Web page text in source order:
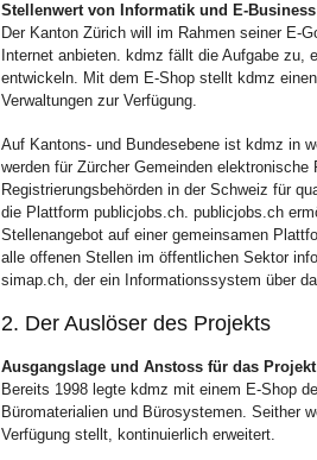
Stellenwert von Informatik und E-Business
Der Kanton Zürich will im Rahmen seiner E-
Internet anbieten. kdmz fällt die Aufgabe zu,
entwickeln. Mit dem E-Shop stellt kdmz
Verwaltungen zur Verfügung.
Auf Kantons- und Bundesebene ist kdmz in
werden für Zürcher Gemeinden
Registrierungsbehörden in der Schweiz für
die Plattform publicjobs.ch. publicjobs.ch
Stellenangebot auf einer gemeinsamen
alle offenen Stellen im öffentlichen Sektor
simap.ch, der ein Informationssystem über
2. Der Auslöser des Projekts
Ausgangslage und Anstoss für das Projekt
Bereits 1998 legte kdmz mit einem E-Shop
Büromaterialien und Bürosystemen. Seither
Verfügung stellt, kontinuierlich erweitert.